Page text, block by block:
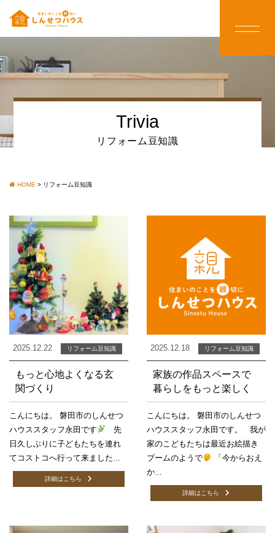
Trivia
リフォーム豆知識
HOME > リフォーム豆知識
2025.12.22 リフォーム豆知識
もっと心地よくなる玄
関づくり
こんにちは。 磐田市のしんせつ
ハウススタッフ永田です
先
日久しぶりに子どもたちを連れ
てコストコへ行って来ました...
詳細はこちら
2025.12.18 リフォーム豆知識
家族の作品スペースで
暮らしをもっと楽しく
こんにちは。 磐田市のしんせつ
ハウススタッフ永田です。 我が
家のこどもたちは最近お絵描き
ブームのようで
「今からおえ
か...
詳細はこちら